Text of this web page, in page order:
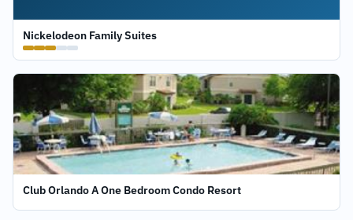
Nickelodeon Family Suites
Club Orlando A One Bedroom Condo Resort